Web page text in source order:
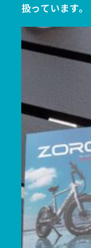
扱っています。